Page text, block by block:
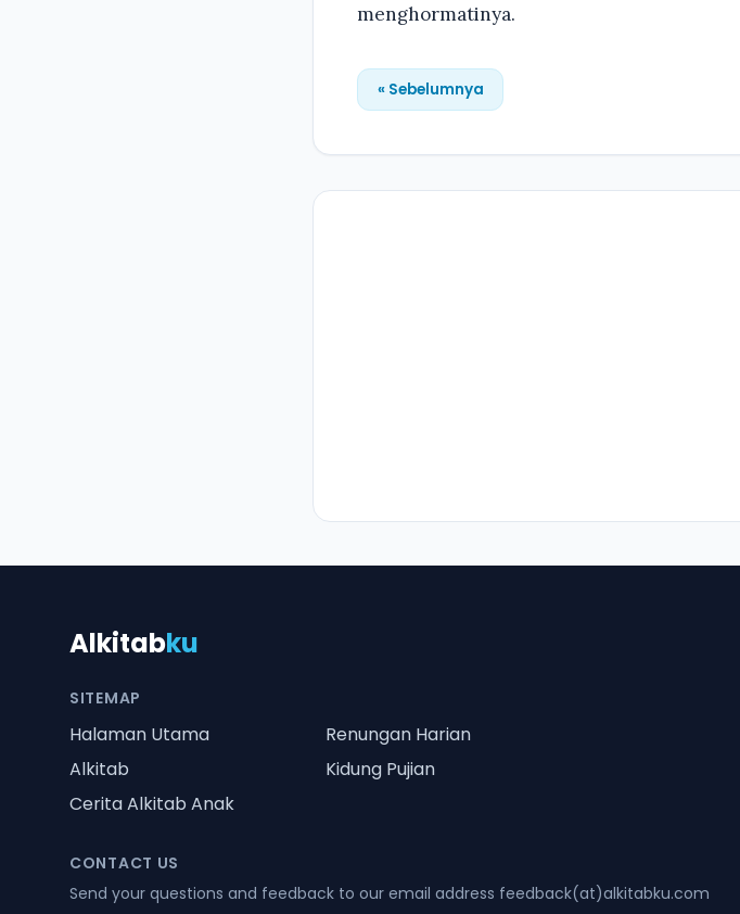
menghormatinya.
« Sebelumnya
Alkitabku
SITEMAP
Halaman Utama
Renungan Harian
Alkitab
Kidung Pujian
Cerita Alkitab Anak
CONTACT US
Send your questions and feedback to our email address feedback(at)alkitabku.com